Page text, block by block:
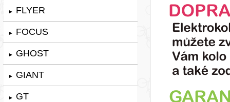
► FLYER
► FOCUS
► GHOST
► GIANT
► GT